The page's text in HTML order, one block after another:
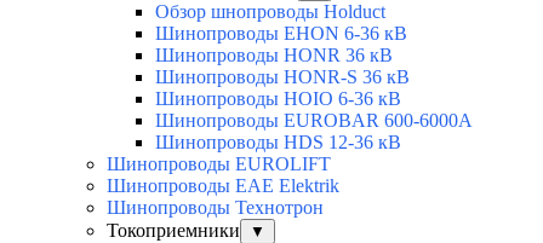
Обзор шнопроводы Holduct
Шинопроводы EHON 6-36 кВ
Шинопроводы HONR 36 кВ
Шинопроводы HONR-S 36 кВ
Шинопроводы HOIO 6-36 кВ
Шинопроводы EUROBAR 600-6000A
Шинопроводы HDS 12-36 кВ
Шинопроводы EUROLIFT
Шинопроводы EAE Elektrik
Шинопроводы Технотрон
Токоприемники
▼